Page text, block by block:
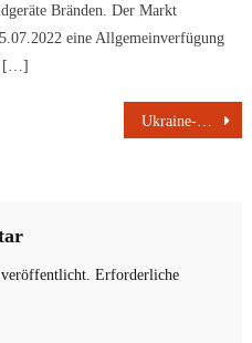
Bränden. Der Markt
eine Allgemeinverfügung
[…]
Ukraine-Flüchtlinge: Stadt koordiniert Hilfen
Erforderliche